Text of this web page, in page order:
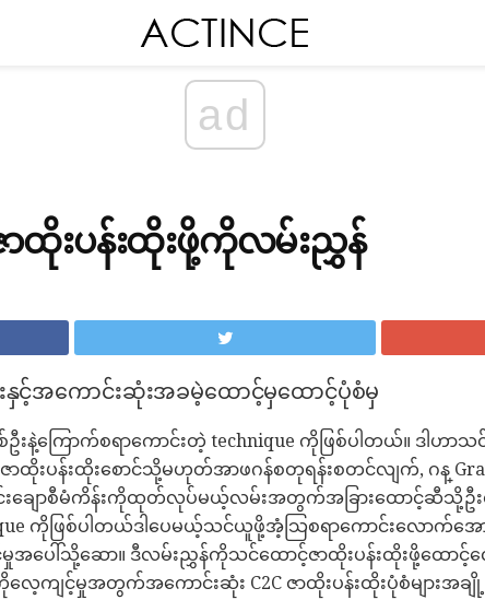
ad
ထိုးပန်းထိုးဖို့ကိုလမ်းညွှန်
နှင့်အကောင်းဆုံးအခမဲ့ထောင့်မှထောင့်ပုံစံမှ
းနဲ့ကြောက်စရာကောင်းတဲ့ technique ကိုဖြစ်ပါတယ်။ ဒါဟာသ
ာထိုးပန်းထိုးစောင်သို့မဟုတ်အာဖဂန်စတုရန်းစတင်လျက်, ဂန္
င်းချောစီမံကိန်းကိုထုတ်လုပ်မယ့်လမ်းအတွက်အခြားထောင့်ဆီသို့ဦ
ကိုဖြစ်ပါတယ်ဒါပေမယ့်သင်ယူဖို့အံ့သြစရာကောင်းလောက်
င်မှုအပေါ်သို့ဆော။ ဒီလမ်းညွှန်ကိုသင်ထောင့်ဇာထိုးပန်းထိုးဖို့ထ
လေ့ကျင့်မှုအတွက်အကောင်းဆုံး C2C ဇာထိုးပန်းထိုးပုံစံများ